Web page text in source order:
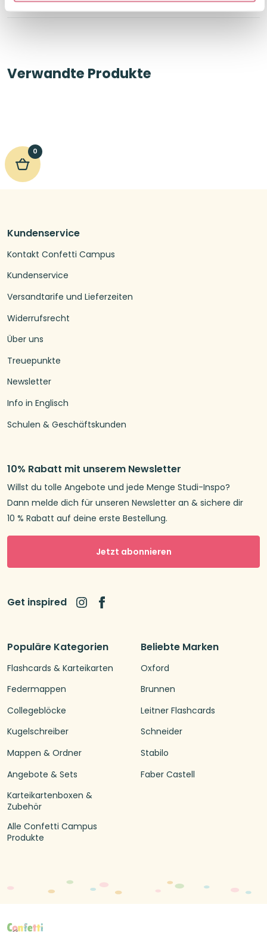
Verwandte Produkte
0
Populäre Kategorien
Flashcards & Karteikarten
Federmappen
Collegeblöcke
Kugelschreiber
Mappen & Ordner
Angebote & Sets
Karteikartenboxen &
Zubehör
Alle Confetti Campus
Produkte
Beliebte Marken
Oxford
Brunnen
Leitner Flashcards
Schneider
Stabilo
Faber Castell
Kundenservice
Kontakt Confetti Campus
Kundenservice
Versandtarife und Lieferzeiten
Widerrufsrecht
Über uns
Treuepunkte
Newsletter
Info in Englisch
Schulen & Geschäftskunden
10% Rabatt mit unserem Newsletter
Willst du tolle Angebote und jede Menge Studi-Inspo?
Dann melde dich für unseren Newsletter an & sichere dir
10 % Rabatt auf deine erste Bestellung.
Jetzt abonnieren
Get inspired